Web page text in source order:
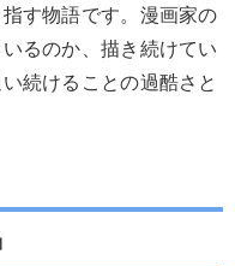
す物語です。漫画家の
るのか、描き続けてい
続けることの過酷さと